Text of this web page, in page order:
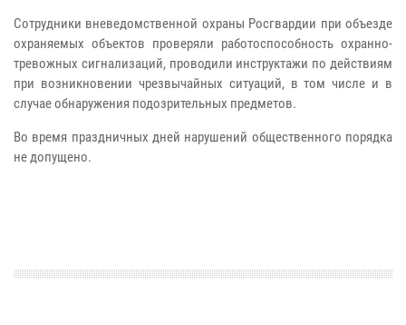
Сотрудники вневедомственной охраны Росгвардии при объезде
охраняемых объектов проверяли работоспособность охранно-
тревожных сигнализаций, проводили инструктажи по действиям
при возникновении чрезвычайных ситуаций, в том числе и в
случае обнаружения подозрительных предметов.
Во время праздничных дней нарушений общественного порядка
не допущено.